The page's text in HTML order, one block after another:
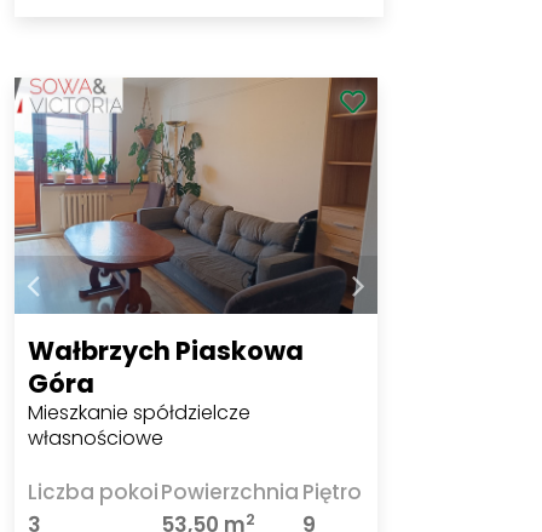
Wałbrzych Piaskowa
Góra
Mieszkanie spółdzielcze
własnościowe
Liczba pokoi
3
Powierzchnia
53,50 m2
Piętro
9